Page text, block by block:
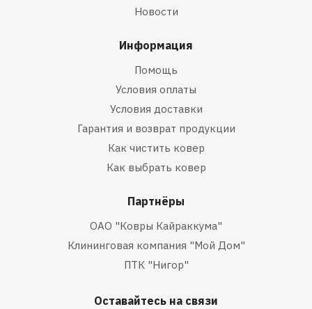
Новости
Информация
Помощь
Условия оплаты
Условия доставки
Гарантия и возврат продукции
Как чистить ковер
Как выбрать ковер
Партнёры
ОАО "Ковры Кайраккума"
Клининговая компания "Мой Дом"
ПТК "Нигор"
Оставайтесь на связи